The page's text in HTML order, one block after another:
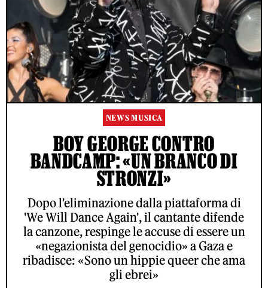
NEWS MUSICA
BOY GEORGE CONTRO
BANDCAMP: «UN BRANCO DI
STRONZI»
Dopo l'eliminazione dalla piattaforma di
'We Will Dance Again', il cantante difende
la canzone, respinge le accuse di essere un
«negazionista del genocidio» a Gaza e
ribadisce: «Sono un hippie queer che ama
gli ebrei»